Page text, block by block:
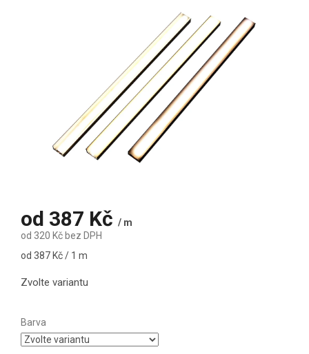
od 387 Kč / m
od 320 Kčbez DPH
Měrná cena:
od 387 Kč / 1 m
Zvolte variantu
Barva